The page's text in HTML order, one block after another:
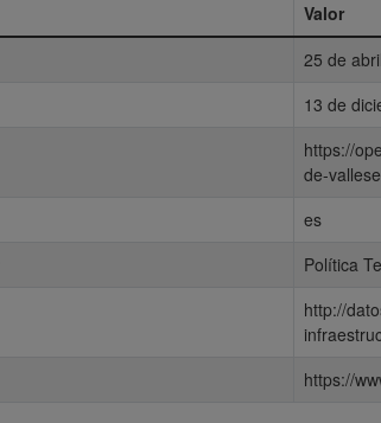
Valor
25 de
13 de
https://
de-
es
Política
http://
https://